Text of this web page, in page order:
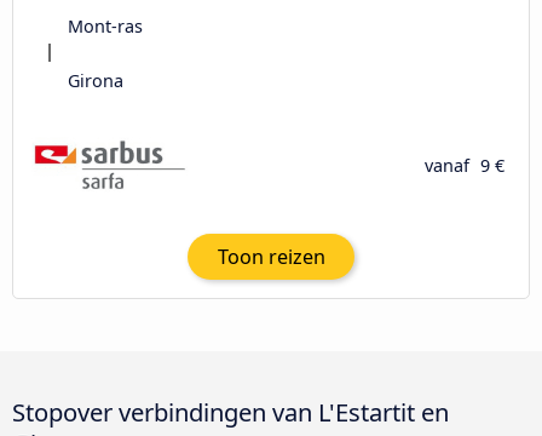
Mont-ras
Girona
vanaf 9 €
Toon reizen
Stopover verbindingen van L'Estartit en